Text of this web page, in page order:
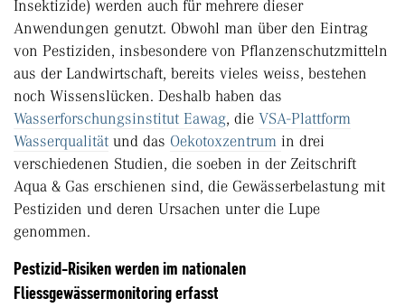
Insektizide) werden auch für mehrere dieser
Anwendungen genutzt. Obwohl man über den Eintrag
von Pestiziden, insbesondere von Pflanzenschutzmitteln
aus der Landwirtschaft, bereits vieles weiss, bestehen
noch Wissenslücken. Deshalb haben das
Wasserforschungsinstitut Eawag, die VSA-Plattform
Wasserqualität und das Oekotoxzentrum in drei
verschiedenen Studien, die soeben in der Zeitschrift
Aqua & Gas erschienen sind, die Gewässerbelastung mit
Pestiziden und deren Ursachen unter die Lupe
genommen.
Pestizid-Risiken werden im nationalen
Fliessgewässermonitoring erfasst